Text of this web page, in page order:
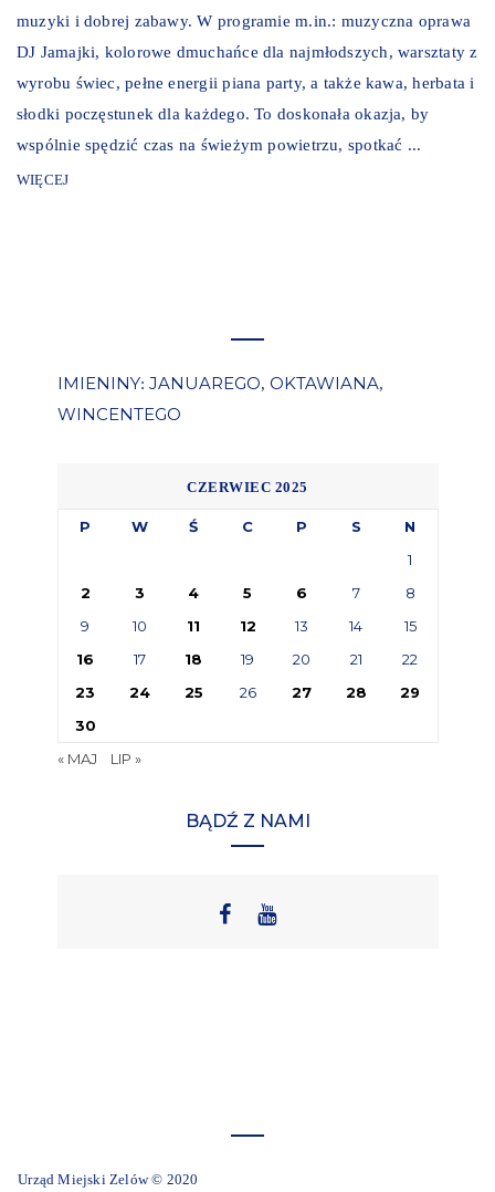
muzyki i dobrej zabawy. W programie m.in.: muzyczna oprawa
DJ Jamajki, kolorowe dmuchańce dla najmłodszych, warsztaty z
wyrobu świec, pełne energii piana party, a także kawa, herbata i
słodki poczęstunek dla każdego. To doskonała okazja, by
wspólnie spędzić czas na świeżym powietrzu, spotkać ...
WIĘCEJ
IMIENINY: JANUAREGO, OKTAWIANA,
WINCENTEGO
CZERWIEC 2025
P W Ś C P S
N
1
2
3 4 5 6 7
8
9
10 11 12 13 14
15
16
17 18 19 20 21
22
23
24 25 26 27 28
29
30
« MAJ
LIP »
BĄDŹ Z NAMI
Urząd Miejski Zelów © 2020